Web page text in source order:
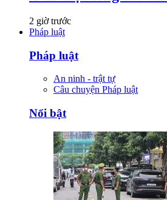
2 giờ trước
Pháp luật
Pháp luật
An ninh - trật tự
Câu chuyện Pháp luật
Nổi bật